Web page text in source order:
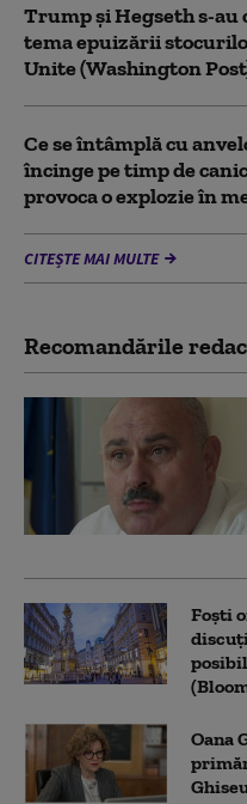
Trump şi Hegseth s-au
tema epuizării
Unite (Washington
Ce se întâmplă cu
încinge pe timp de
provoca o explozie în
CITEȘTE MAI MULTE
Recomandările
Foști
Oana